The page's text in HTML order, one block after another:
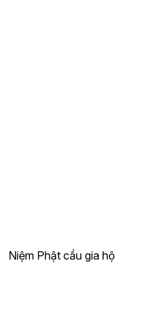
Niệm Phật cầu gia hộ